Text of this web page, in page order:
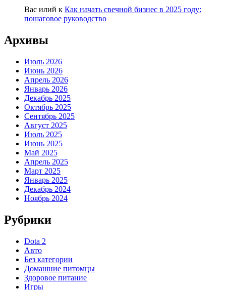
Вас илий к Как начать свечной бизнес в 2025 году:
пошаговое руководство
Архивы
Июль 2026
Июнь 2026
Апрель 2026
Январь 2026
Декабрь 2025
Октябрь 2025
Сентябрь 2025
Август 2025
Июль 2025
Июнь 2025
Май 2025
Апрель 2025
Март 2025
Январь 2025
Декабрь 2024
Ноябрь 2024
Рубрики
Dota 2
Авто
Без категории
Домашние питомцы
Здоровое питание
Игры